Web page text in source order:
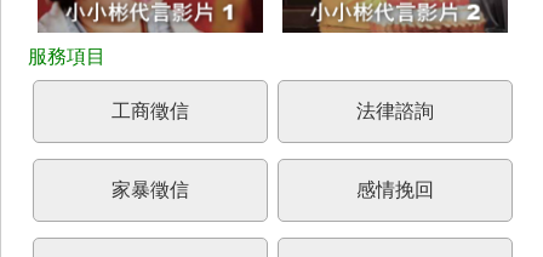
工商徵信 法律諮詢
家暴徵信 感情挽回